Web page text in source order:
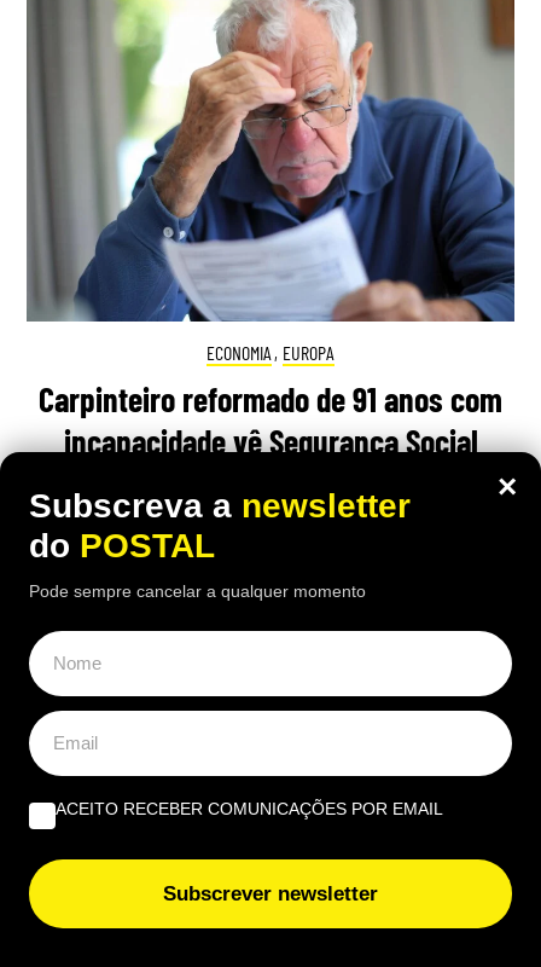
ECONOMIA , EUROPA
Carpinteiro reformado de 91 anos com
incapacidade vê Segurança Social
recusar-lhe subida da pensão de 850€
para 1.547€: caso foi ‘parar’ a tribunal
Justiça espanhola recusou aumentar a pensão de
um carpinteiro de 91 anos, apesar das várias
×
Subscreva a newsletter
do POSTAL
Pode sempre cancelar a qualquer momento
ACEITO RECEBER COMUNICAÇÕES POR EMAIL
Subscrever newsletter